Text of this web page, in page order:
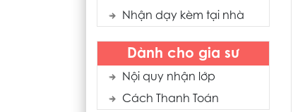
Nhận dạy kèm tại nhà
Dành cho gia sư
Nội quy nhận lớp
Cách Thanh Toán